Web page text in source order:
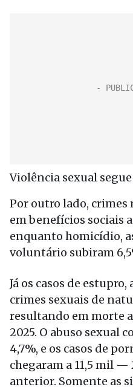
Violência sexual
Por outro lado, crimes
em benefícios sociais
enquanto homicídio,
voluntário subiram
Já os casos de estupro,
crimes sexuais de
resultando em morte
2025. O abuso sexual
4,7%, e os casos de
chegaram a 11,5 mil —
anterior. Somente as